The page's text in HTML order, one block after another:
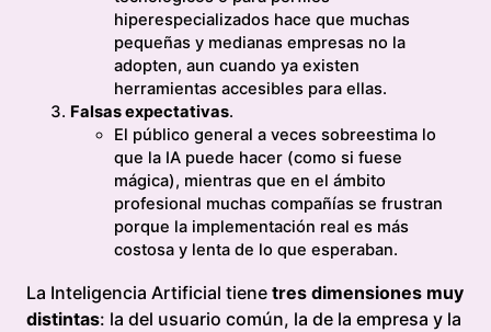
hiperespecializados hace que muchas
pequeñas y medianas empresas no la
adopten, aun cuando ya existen
herramientas accesibles para ellas.
Falsas expectativas.
El público general a veces sobreestima lo
que la IA puede hacer (como si fuese
mágica), mientras que en el ámbito
profesional muchas compañías se frustran
porque la implementación real es más
costosa y lenta de lo que esperaban.
La Inteligencia Artificial tiene tres dimensiones muy
distintas: la del usuario común, la de la empresa y la